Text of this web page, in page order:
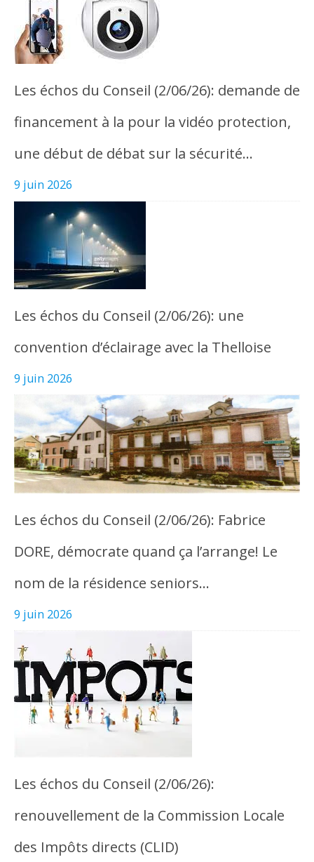
Les échos du Conseil (2/06/26): demande de
financement à la pour la vidéo protection,
une début de débat sur la sécurité…
9 juin 2026
Les échos du Conseil (2/06/26): une
convention d’éclairage avec la Thelloise
9 juin 2026
Les échos du Conseil (2/06/26): Fabrice
DORE, démocrate quand ça l’arrange! Le
nom de la résidence seniors…
9 juin 2026
Les échos du Conseil (2/06/26):
renouvellement de la Commission Locale
des Impôts directs (CLID)